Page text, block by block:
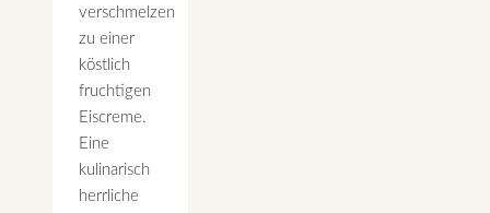
verschmelzen
zu einer
köstlich
fruchtigen
Eiscreme.
Eine
kulinarisch
herrliche